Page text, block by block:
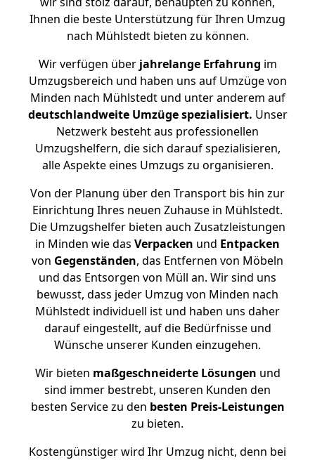
Ihnen die beste Unterstützung für Ihren Umzug
nach Mühlstedt bieten zu können.
Wir verfügen überjahrelange Erfahrung im
Umzugsbereich und haben uns auf Umzüge von
Minden nach Mühlstedt und unter anderem auf
deutschlandweite Umzüge spezialisiert. Unser
Netzwerk besteht aus professionellen
Umzugshelfern, die sich darauf spezialisieren,
alle Aspekte eines Umzugs zu organisieren.
Von der Planung über den Transport bis hin zur
Einrichtung Ihres neuen Zuhause in Mühlstedt.
Die Umzugshelfer bieten auch Zusatzleistungen
in Minden wie das Verpacken und Entpacken
von Gegenständen, das Entfernen von Möbeln
und das Entsorgen von Müll an. Wir sind uns
bewusst, dass jeder Umzug von Minden nach
Mühlstedt individuell ist und haben uns daher
darauf eingestellt, auf die Bedürfnisse und
Wünsche unserer Kunden einzugehen.
Wir bieten maßgeschneiderte Lösungen und
sind immer bestrebt, unseren Kunden den
besten Service zu den besten Preis-Leistungen
zu bieten.
Kostengünstiger wird Ihr Umzug nicht, denn bei